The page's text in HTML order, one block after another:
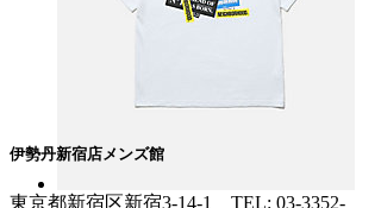
伊勢丹新宿店メンズ館
東京都新宿区新宿3-14-1 TEL: 03-3352-